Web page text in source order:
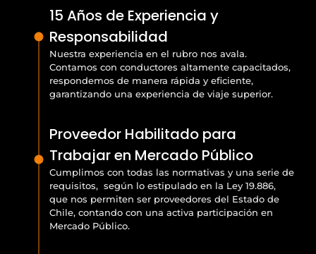
15 Años de Experiencia y
Responsabilidad
Nuestra experiencia en el rubro nos avala.
Contamos con conductores altamente capacitados,
respondemos de manera rápida y eficiente,
garantizando una experiencia de viaje superior.
Proveedor Habilitado para
Trabajar en Mercado Público
Cumplimos con todas las normativas y una serie de
requisitos, según lo estipulado en la Ley 19.886,
que nos permiten ser proveedores del Estado de
Chile, contando con una activa participación en
Mercado Público.